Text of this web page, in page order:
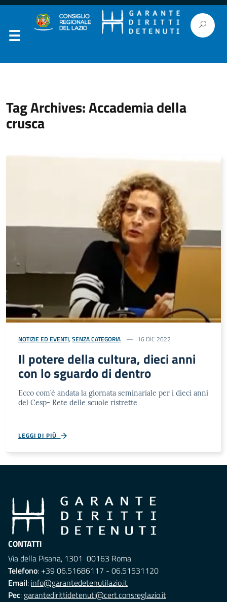
Tag Archives: Accademia della
crusca
NOTIZIE ED EVENTI, SENZA CATEGORIA 16 DIC 2022
Il potere della cultura, dieci anni
con lo sguardo di dentro
Ecco com’è andata la giornata seminariale per i dieci anni
del Cesp- Rete delle scuole ristrette
LEGGI DI PIÙ
CONTATTI
Via della Pisana, 1301 00163 Roma
Telefono: +39 06.51686117 - 06.51531120
Email: info@garantedetenutilazio.it
Pec: garantedirittidetenuti@cert.consreglazio.it